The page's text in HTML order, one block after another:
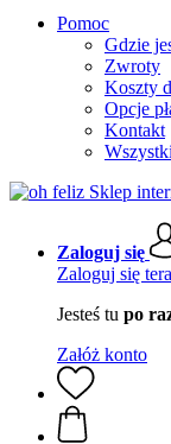
Pomoc
Gdzie
Zwroty
Koszty
Opcje
Kontakt
Zaloguj się
Zaloguj się
Jesteś tu po
Załóż konto